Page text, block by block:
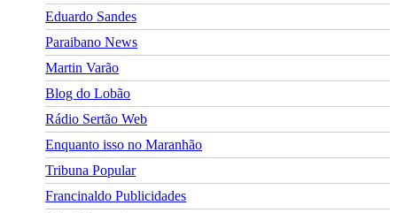
Eduardo Sandes
Paraibano News
Martin Varão
Blog do Lobão
Rádio Sertão Web
Enquanto isso no Maranhão
Tribuna Popular
Francinaldo Publicidades